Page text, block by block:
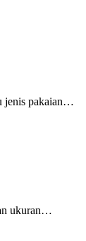
jenis pakaian…
ukuran…